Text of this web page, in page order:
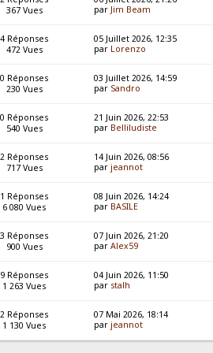
367 Vues
par Jim Beam
4 Réponses
472 Vues
05 Juillet 2026, 12:35
par Lorenzo
0 Réponses
230 Vues
03 Juillet 2026, 14:59
par Sandro
0 Réponses
540 Vues
21 Juin 2026, 22:53
par Belliludiste
2 Réponses
717 Vues
14 Juin 2026, 08:56
par jeannot
1 Réponses
6 080 Vues
08 Juin 2026, 14:24
par BASILE
3 Réponses
900 Vues
07 Juin 2026, 21:20
parAlex59
9 Réponses
1 263 Vues
04 Juin 2026, 11:50
par stalh
2 Réponses
1 130 Vues
07 Mai 2026, 18:14
par jeannot